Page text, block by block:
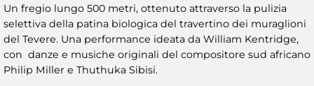
Un fregio lungo 500 metri, ottenuto attraverso la pulizia
selettiva della patina biologica del travertino dei muraglioni
del Tevere. Una performance ideata da William Kentridge,
con danze e musiche originali del compositore sud africano
Philip Miller e Thuthuka Sibisi.